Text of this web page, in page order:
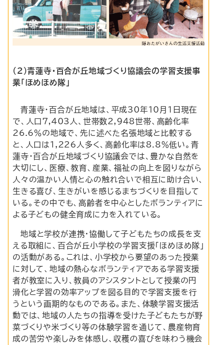
（2）青蓮寺・百合が丘地域づくり協議会の学習支援事
業「ほめほめ隊」
青蓮寺・百合が丘地域は、平成30年10月1日現在
で、人口7,403人、世帯数2,948世帯、高齢化率
26.6％の地域で、先に述べた名張地域と比較する
と、人口は1,226人多く、高齢化率は8.8％低い。青
蓮寺・百合が丘地域づくり協議会では、豊かな自然を
大切にし、医療、教育、産業、福祉の向上を図りながら
人々の温かい人情と心の触れ合いで相互に助け合い、
生きる喜び、生きがいを感じるまちづくりを目指して
いる。その中でも、高齢者を中心としたボランティアに
よる子どもの健全育成に力を入れている。
地域と学校が連携・協働して子どもたちの成長を支
える取組に、百合が丘小学校の学習支援「ほめほめ隊」
の活動がある。これは、小学校から要望のあった授業
に対して、地域の熱心なボランティアである学習支援
者が教室に入り、教員のアシスタントとして授業の円
滑化と学習の効率アップを図る目的で学習支援を行
うという画期的なものである。また、体験学習支援活
動では、地域の人たちの指導を受けた子どもたちが野
菜づくりや米づくり等の体験学習を通じて、農産物育
成の苦労や楽しみを体感し、収穫の喜びを味わう機会